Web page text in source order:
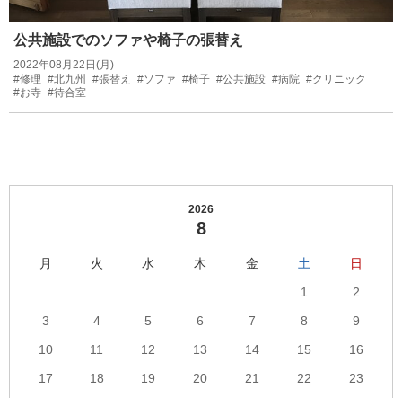
公共施設でのソファや椅子の張替え
2022年08月22日(月)
#修理 #北九州 #張替え #ソファ #椅子 #公共施設 #病院 #クリニック
#お寺 #待合室
2026
8
月 火 水 木 金 土
日
1
2
3
4 5 6 7 8
9
10
11 12 13 14 15
16
17
18 19 20 21 22
23